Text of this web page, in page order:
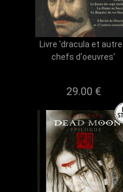
Livre 'dracula et
chefs d'oeuvres'
29.00 €